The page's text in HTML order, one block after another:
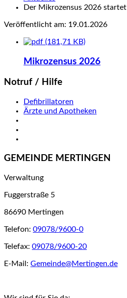
Der Mikrozensus 2026 startet
Veröffentlicht am: 19.01.2026
(181,71 KB)
Mikrozensus 2026
Notruf / Hilfe
Defibrillatoren
Ärzte und Apotheken
GEMEINDE MERTINGEN
Verwaltung
Fuggerstraße 5
86690 Mertingen
Telefon: 09078/9600-0
Telefax: 09078/9600-20
E-Mail: Gemeinde@Mertingen.de